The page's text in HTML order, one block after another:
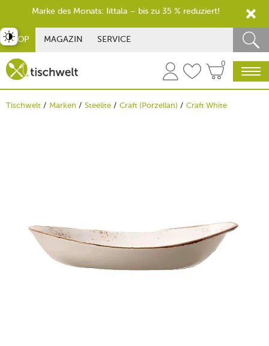
SHOP MAGAZIN SERVICE
0
Tischwelt Marken Steelite Craft (Porzellan) Craft White
umschalten
Marke des Monats: Iittala – bis zu 35 % reduziert!